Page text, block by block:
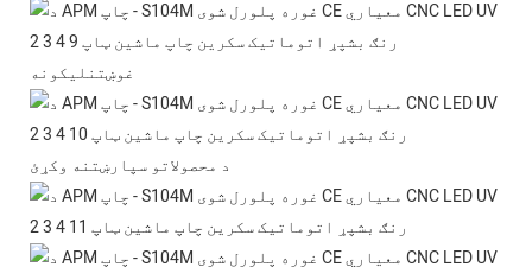
غوښتنلیکونه
د محصولاتو سپارښتنه وکړئ